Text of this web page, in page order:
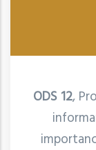
ODS 12,